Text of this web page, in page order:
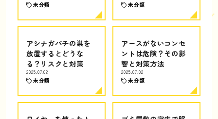
未分類 未分類
アシナガバチの巣を
放置するとどうな
る？リスクと対策
2025.07.02
未分類
アースがないコンセ
ントは危険？その影
響と対策方法
2025.07.02
未分類